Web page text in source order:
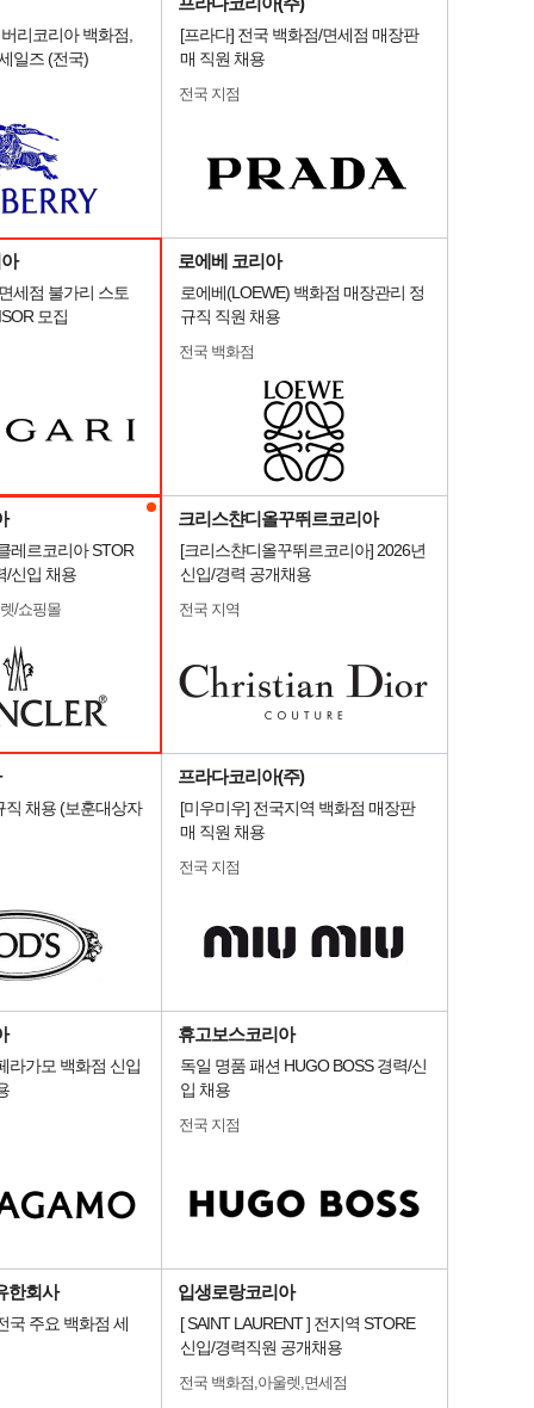
리코리아 백화점,
일즈 (전국)
[프라다] 전국 백화점/면세점 매장판
매 직원 채용
전국 지점
세점 불가리 스토
모집
로에베 코리아
로에베(LOEWE) 백화점 매장관리 정
규직 직원 채용
전국 백화점
레르코리아 STOR
/신입 채용
/쇼핑몰
크리스챤디올꾸뛰르코리아
[크리스챤디올꾸뛰르코리아] 2026년
신입/경력 공개채용
전국 지역
직 채용 (보훈대상자
프라다코리아(주)
[미우미우] 전국지역 백화점 매장판
매 직원 채용
전국 지점
라가모 백화점 신입
휴고보스코리아
독일 명품 패션 HUGO BOSS 경력/신
입 채용
전국 지점
한회사
국 주요 백화점 세
입생로랑코리아
[ SAINT LAURENT ] 전지역 STORE
신입/경력직원 공개채용
전국 백화점,아울렛,면세점